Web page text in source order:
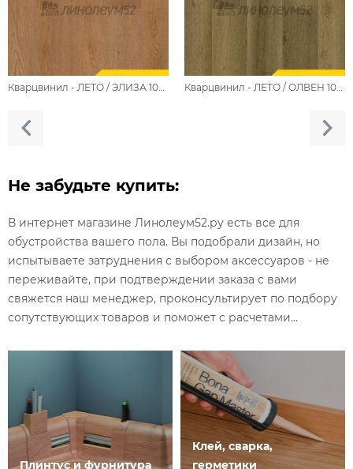
Не забудьте купить:
В интернет магазине Линолеум52.ру есть все для
обустройства вашего пола. Вы подобрали дизайн, но
испытываете затруднения с выбором аксессуаров - не
переживайте, при подтверждении заказа с вами
свяжется наш менеджер, проконсультирует по подбору
сопутствующих товаров и поможет с расчетами...
Плинтус и фурнитура
Клей, сварка,
герметики